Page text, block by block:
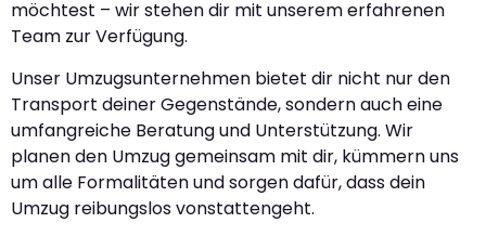
möchtest – wir stehen dir mit unserem erfahrenen
Team zur Verfügung.
Unser Umzugsunternehmen bietet dir nicht nur den
Transport deiner Gegenstände, sondern auch eine
umfangreiche Beratung und Unterstützung. Wir
planen den Umzug gemeinsam mit dir, kümmern uns
um alle Formalitäten und sorgen dafür, dass dein
Umzug reibungslos vonstattengeht.